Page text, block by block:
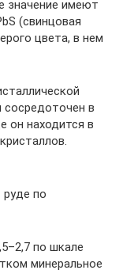
значение имеют
(свинцовая
цвета, в нем
сосредоточен в
он находится в
по
по шкале
минеральное